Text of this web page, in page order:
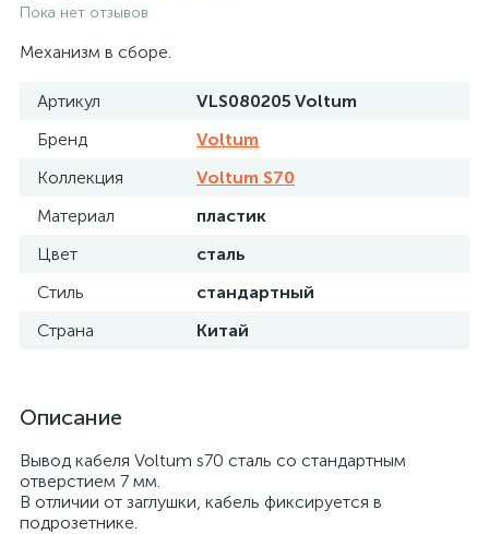
Пока нет отзывов
Механизм в сборе.
Артикул
VLS080205 Voltum
Бренд
Voltum
Коллекция
Voltum S70
Материал
пластик
Цвет
сталь
Стиль
стандартный
Страна
Китай
Описание
Вывод кабеля Voltum s70 сталь со стандартным
отверстием 7 мм.
В отличии от заглушки, кабель фиксируется в
подрозетнике.